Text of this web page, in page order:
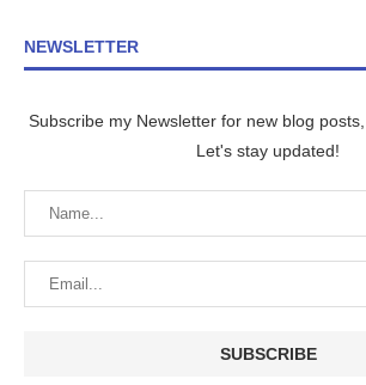
NEWSLETTER
Subscribe my Newsletter for new blog
Let's stay updated!